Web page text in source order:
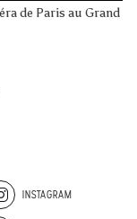
de Paris au Grand
INSTAGRAM